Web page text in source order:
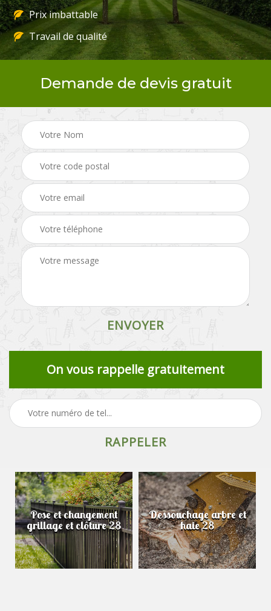
Prix imbattable
Travail de qualité
Demande de devis gratuit
On vous rappelle gratuitement
Pose et changement
grillage et clôture 28
Dessouchage arbre et
haie 28